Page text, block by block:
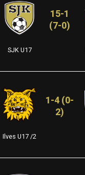
SJK U17
15-1
(7-0)
Ilves U17 /2
1-4 (0-
2)